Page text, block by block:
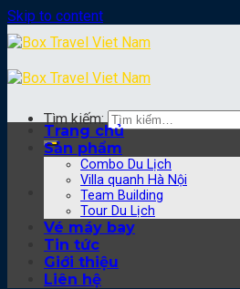
Skip to content
Tìm kiếm:
Trang chủ
Sản phẩm
Combo Du Lịch
Villa quanh Hà Nội
Team Building
Tour Du Lịch
Vé máy bay
Tin tức
Giới thiệu
Liên hệ